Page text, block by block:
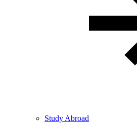
Study Abroad